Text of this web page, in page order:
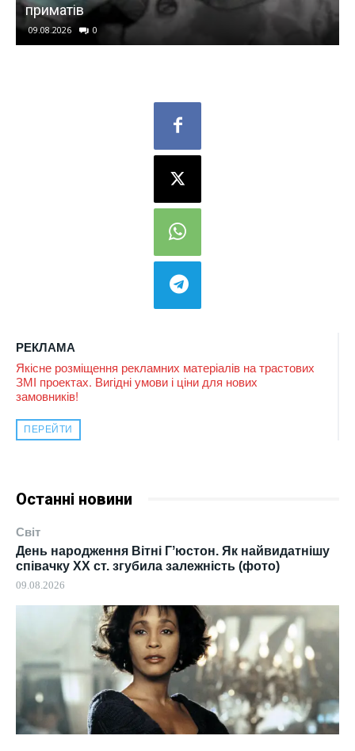
РЕКЛАМА
Якісне розміщення рекламних матеріалів на трастових
ЗМІ проектах. Вигідні умови і ціни для нових
замовників!
ПЕРЕЙТИ
Останні новини
Світ
День народження Вітні Гʼюстон. Як найвидатнішу
співачку ХХ ст. згубила залежність (фото)
09.08.2026
Україні турецьких